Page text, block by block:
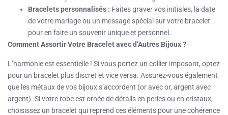
Bracelets personnalisés : Faites graver vos initiales, la date
de votre mariage ou un message spécial sur votre bracelet
pour en faire un souvenir unique et personnel.
Comment Assortir Votre Bracelet avec d’Autres Bijoux ?
L’harmonie est essentielle ! Si vous portez un collier imposant, optez
pour un bracelet plus discret et vice versa. Assurez-vous également
que les métaux de vos bijoux s’accordent (or avec or, argent avec
argent). Si votre robe est ornée de détails en perles ou en cristaux,
choisissez un bracelet qui reprend ces éléments pour une cohérence